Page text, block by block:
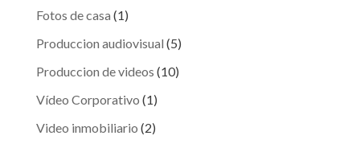
Fotos de casa (1)
Produccion audiovisual (5)
Produccion de videos (10)
Vídeo Corporativo (1)
Video inmobiliario (2)